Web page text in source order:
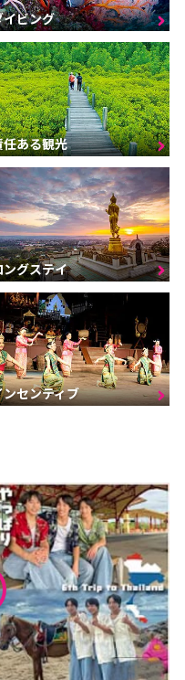
イビング
任ある観光
ングステイ
ンセンティブ